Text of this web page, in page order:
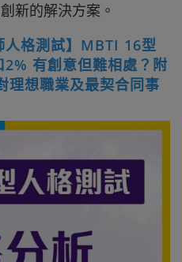
新的解決方案。
人格測試】MBTI 16型
有創意但難相處？附
理想職業及最契合同事